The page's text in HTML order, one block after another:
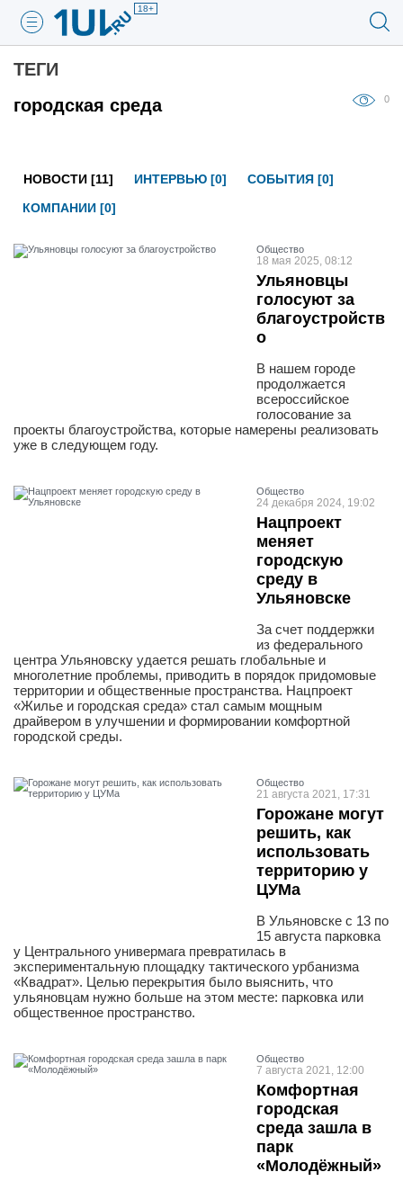
18+
ТЕГИ
городская среда
0
НОВОСТИ [11] ИНТЕРВЬЮ [0]
СОБЫТИЯ [0]
КОМПАНИИ [0]
Общество
18 мая 2025, 08:12
Ульяновцы
голосуют за
благоустройств
о
В нашем городе
продолжается
всероссийское
голосование за
проекты благоустройства, которые намерены реализовать
уже в следующем году.
Общество
24 декабря 2024, 19:02
Нацпроект
меняет
городскую
среду в
Ульяновске
За счет поддержки
из федерального
центра Ульяновску удается решать глобальные и
многолетние проблемы, приводить в порядок придомовые
территории и общественные пространства. Нацпроект
«Жилье и городская среда» стал самым мощным
драйвером в улучшении и формировании комфортной
городской среды.
Общество
21 августа 2021, 17:31
Горожане могут
решить, как
использовать
территорию у
ЦУМа
В Ульяновске с 13 по
15 августа парковка
у Центрального универмага превратилась в
экспериментальную площадку тактического урбанизма
«Квадрат». Целью перекрытия было выяснить, что
ульяновцам нужно больше на этом месте: парковка или
общественное пространство.
Общество
7 августа 2021, 12:00
Комфортная
городская
среда зашла в
парк
«Молодёжный»